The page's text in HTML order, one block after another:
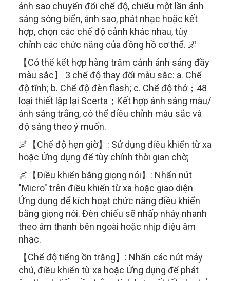
ánh sao chuyển đổi chế độ, chiếu một lần ánh
sáng sóng biển, ánh sao, phát nhạc hoặc kết
hợp, chọn các chế độ cảnh khác nhau, tùy
chỉnh các chức năng của đồng hồ cơ thể. 🌌
【Có thể kết hợp hàng trăm cảnh ánh sáng đầy
màu sắc】 3 chế độ thay đổi màu sắc: a. Chế
độ tĩnh; b. Chế độ đèn flash; c. Chế độ thở；48
loại thiết lập lại Scerta；Kết hợp ánh sáng màu/
ánh sáng trắng, có thể điều chỉnh màu sắc và
độ sáng theo ý muốn.
🌌【Chế độ hẹn giờ】: Sử dụng điều khiển từ xa
hoặc Ứng dụng để tùy chỉnh thời gian chờ;
🌌【Điều khiển bằng giọng nói】: Nhấn nút
"Micro" trên điều khiển từ xa hoặc giao diện
Ứng dụng để kích hoạt chức năng điều khiển
bằng giọng nói. Đèn chiếu sẽ nhấp nháy nhanh
theo âm thanh bên ngoài hoặc nhịp điệu âm
nhạc.
【Chế độ tiếng ồn trắng】: Nhấn các nút máy
chủ, điều khiển từ xa hoặc Ứng dụng để phát